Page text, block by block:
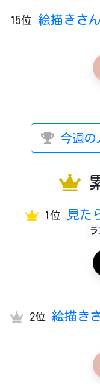
15位 絵描きさ
今週の
1位 見た
ラ
2位 絵描き